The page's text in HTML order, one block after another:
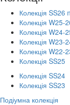
Колекція SS26
Колекція W25-
Колекція W24-
Колекція W23-
Колекція W22-
Колекція SS25
Колекція SS24
Колекція SS23
Подіумна колекція